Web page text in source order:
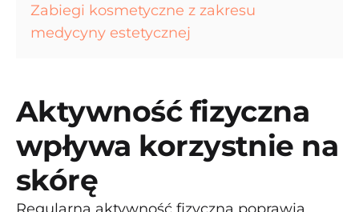
Zabiegi kosmetyczne z zakresu
medycyny estetycznej
Aktywność fizyczna
wpływa korzystnie na
skórę